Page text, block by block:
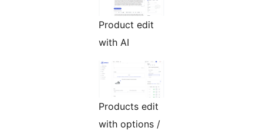
Product edit
with AI
Products edit
with options /